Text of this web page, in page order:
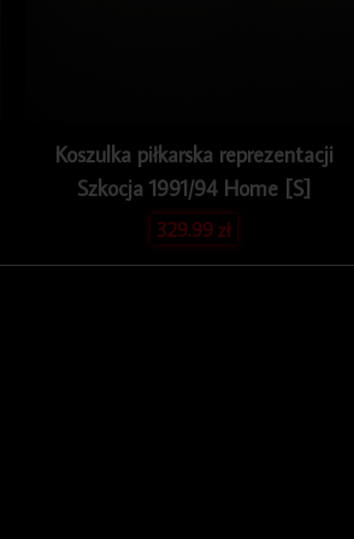
Koszulka piłkarska reprezentacji
Szkocja 1991/94 Home [S]
329.99zł